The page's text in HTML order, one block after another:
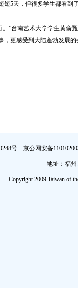
短5天，但很多学生都看到
台南艺术大学学生黄俞
更感受到大陆蓬勃发展的
号 京公网安备
地址：福州
Copyright 2009 Taiwan of